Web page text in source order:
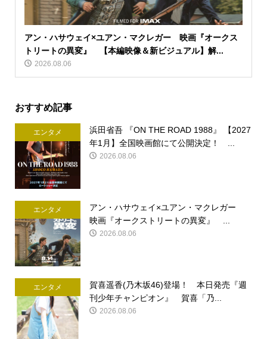
アン・ハサウェイ×ユアン・マクレガー 映画『オークス
トリートの異変』 【本編映像＆新ビジュアル】解...
2026.08.06
おすすめ記事
エンタメ
浜田省吾 『ON THE ROAD 1988』 【2027
年1月】全国映画館にて公開決定！ ...
2026.08.06
エンタメ
アン・ハサウェイ×ユアン・マクレガー
映画『オークストリートの異変』 ...
2026.08.06
エンタメ
賀喜遥香(乃木坂46)登場！ 本日発売『週
刊少年チャンピオン』 賀喜「乃...
2026.08.06